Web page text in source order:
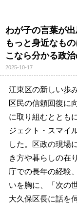
わが子の言葉が
もっと身近なも
こなら分かる政治
2025-10-17
江東区の新しい歩
区民の信頼回復に
に取り組むととも
ジェクト・スマイ
した。区政の現場
き方や暮らしの在
庁での長年の経験
いを胸に、「次の
大久保区長に話を